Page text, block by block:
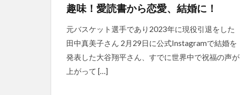
趣味！愛読書から恋愛、結婚に！
元バスケット選手であり2023年に現役引退をした
田中真美子さん 2月29日に公式Instagramで結婚を
発表した大谷翔平さん、すでに世界中で祝福の声が
上がって […]